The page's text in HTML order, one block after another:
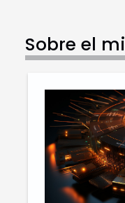
Sobre el